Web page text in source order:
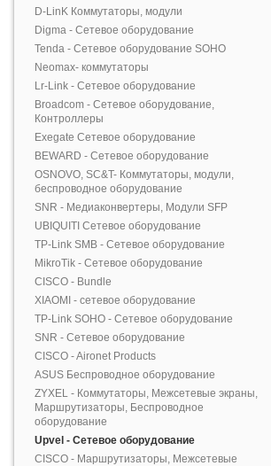
D-LinK Коммутаторы, модули
Digma - Сетевое оборудование
Tenda - Сетевое оборудование SOHO
Neomax- коммутаторы
Lr-Link - Сетевое оборудование
Broadcom - Сетевое оборудование,
Контроллеры
Exegate Сетевое оборудование
BEWARD - Сетевое оборудование
OSNOVO, SC&T- Коммутаторы, модули,
беспроводное оборудование
SNR - Медиаконвертеры, Модули SFP
UBIQUITI Сетевое оборудование
TP-Link SMB - Сетевое оборудование
MikroTik - Сетевое оборудование
CISCO - Bundle
XIAOMI - сетевое оборудование
TP-Link SOHO - Сетевое оборудование
SNR - Сетевое оборудование
CISCO - Aironet Products
ASUS Беспроводное оборудование
ZYXEL - Коммутаторы, Межсетевые экраны,
Маршрутизаторы, Беспроводное
оборудование
Upvel - Сетевое оборудование
CISCO - Маршрутизаторы, Межсетевые